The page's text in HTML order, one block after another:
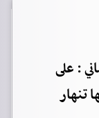
: على
تنهار